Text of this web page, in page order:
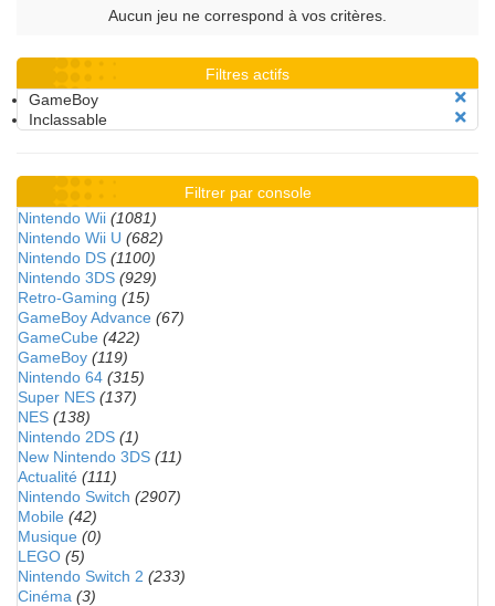
Aucun jeu ne correspond à vos critères.
Filtres actifs
GameBoy
Inclassable
Filtrer par console
Nintendo Wii (1081)
Nintendo Wii U (682)
Nintendo DS (1100)
Nintendo 3DS (929)
Retro-Gaming (15)
GameBoy Advance (67)
GameCube (422)
GameBoy (119)
Nintendo 64 (315)
Super NES (137)
NES (138)
Nintendo 2DS (1)
New Nintendo 3DS (11)
Actualité (111)
Nintendo Switch (2907)
Mobile (42)
Musique (0)
LEGO (5)
Nintendo Switch 2 (233)
Cinéma (3)